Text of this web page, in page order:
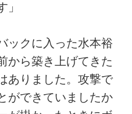
」
ックに入った水本裕
から築き上げてきた
ありました。攻撃で
ができていましたか